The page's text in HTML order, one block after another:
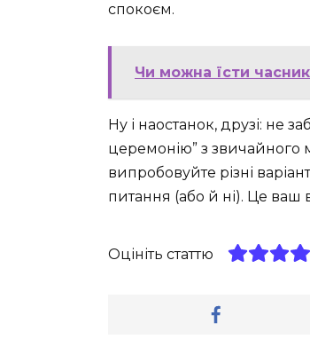
спокоєм.
Чи можна їсти
Ну і наостанок, друзі: не
церемонію” з звичайного
випробовуйте різні
питання (або й ні). Це ваш
Оцініть статтю